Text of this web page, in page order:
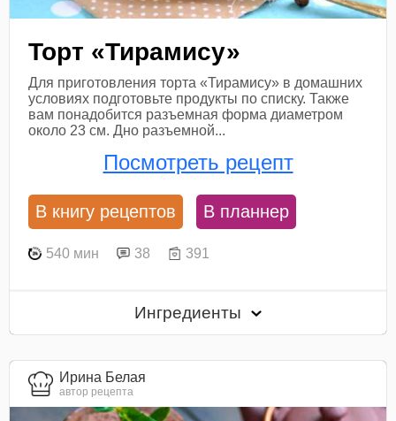
Торт «Тирамису»
Для приготовления торта «Тирамису» в домашних
условиях подготовьте продукты по списку. Также
вам понадобится разъемная форма диаметром
около 23 см. Дно разъемной...
Посмотреть рецепт
В книгу рецептов В планнер
540 мин 38 391
Ингредиенты
Ирина Белая
автор рецепта